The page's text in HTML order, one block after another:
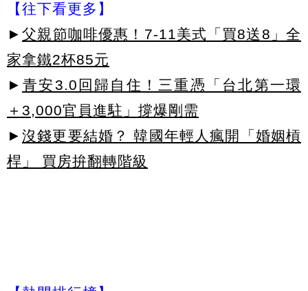
【往下看更多】
► 父親節咖啡優惠！7-11美式「買8送8」全
家拿鐵2杯85元
► 青安3.0回歸自住！三重憑「台北第一環
＋3,000官員進駐」撐爆剛需
► 沒錢更要結婚？ 韓國年輕人瘋開「婚姻槓
桿」 買房拚翻轉階級